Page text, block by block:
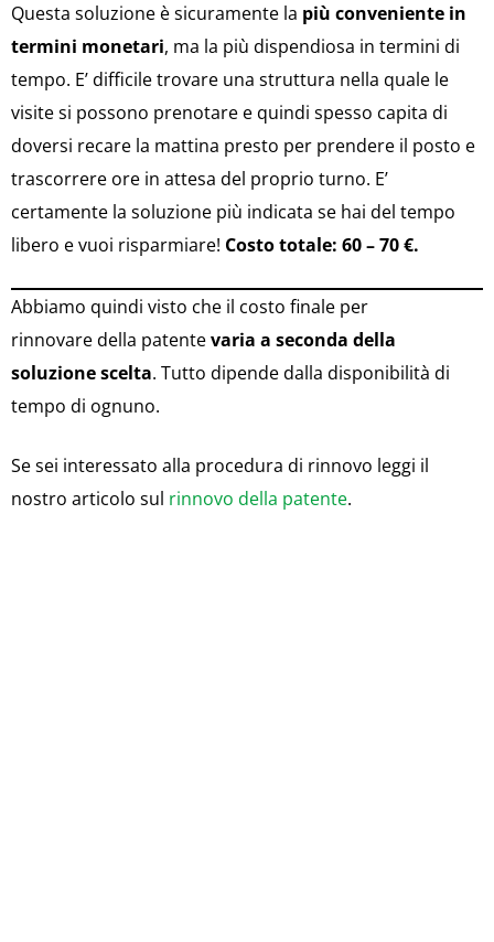
Questa soluzione è sicuramente la più conveniente in
termini monetari, ma la più dispendiosa in termini di
tempo. E’ difficile trovare una struttura nella quale le
visite si possono prenotare e quindi spesso capita di
doversi recare la mattina presto per prendere il posto e
trascorrere ore in attesa del proprio turno. E’
certamente la soluzione più indicata se hai del tempo
libero e vuoi risparmiare! Costo totale: 60 – 70 €.
Abbiamo quindi visto che il costo finale per
rinnovare della patentevaria a seconda della
soluzione scelta. Tutto dipende dalla disponibilità di
tempo di ognuno.
Se sei interessato alla procedura di rinnovo leggi il
nostro articolo sul rinnovo della patente.